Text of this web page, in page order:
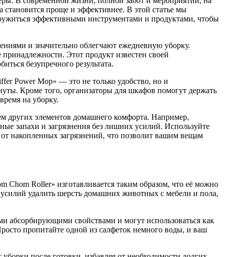
становится проще и эффективнее. В этой статье мы
эффективными инструментами и продуктами, чтобы
и значительно облегчают ежедневную уборку.
Этот продукт известен своей
безупречного результата.
Power Mop» — это не только удобство, но и
Кроме того, организаторы для шкафов помогут держать
на уборку.
других элементов домашнего комфорта. Например,
запахи и загрязнения без лишних усилий. Используйте
накопленных загрязнений, что позволит вашим вещам
Roller» изготавливается таким образом, что её можно
усилий удалить шерсть домашних животных с мебели и пола,
пропитайте одной из салфеток немного воды, и ваш